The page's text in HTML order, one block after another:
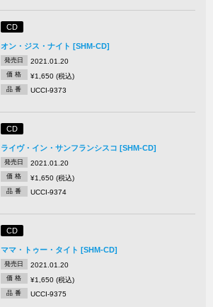
CD
オン・ジス・ナイト [SHM-CD]
発売日 2021.01.20
価 格 ¥1,650 (税込)
品 番 UCCI-9373
CD
ライヴ・イン・サンフランシスコ [SHM-CD]
発売日 2021.01.20
価 格 ¥1,650 (税込)
品 番 UCCI-9374
CD
ママ・トゥー・タイト [SHM-CD]
発売日 2021.01.20
価 格 ¥1,650 (税込)
品 番 UCCI-9375